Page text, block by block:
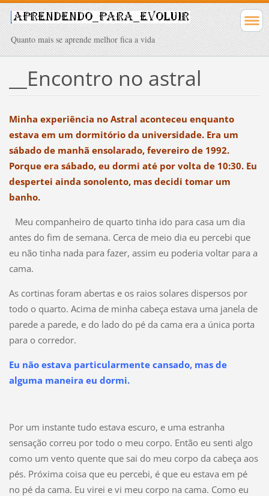
Quanto mais se aprende melhor fica a vida
__Encontro no astral
Minha experiência no Astral aconteceu enquanto
estava em um dormitório da universidade. Era um
sábado de manhã ensolarado, fevereiro de 1992.
Porque era sábado, eu dormi até por volta de 10:30. Eu
despertei ainda sonolento, mas decidi tomar um
banho.
Meu companheiro de quarto tinha ido para casa um dia
antes do fim de semana. Cerca de meio dia eu percebi que
eu não tinha nada para fazer, assim eu poderia voltar para a
cama.
As cortinas foram abertas e os raios solares dispersos por
todo o quarto. Acima de minha cabeça estava uma janela de
parede a parede, e do lado do pé da cama era a única porta
para o corredor.
Eu não estava particularmente cansado, mas de
alguma maneira eu dormi.
Por um instante tudo estava escuro, e uma estranha
sensação correu por todo o meu corpo. Então eu senti algo
como um vento quente que sai do meu corpo da cabeça aos
pés. Próxima coisa que eu percebi, é que eu estava em pé
no pé da cama. Eu virei e vi meu corpo na cama. Como eu